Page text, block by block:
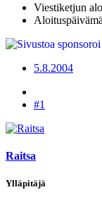
Viestiketjun
5.8.2004
#1
Raitsa
Ylläpitäjä